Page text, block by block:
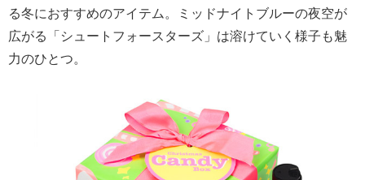
る冬におすすめのアイテム。ミッドナイトブルーの夜空が
広がる「シュートフォースターズ」は溶けていく様子も魅
力のひとつ。